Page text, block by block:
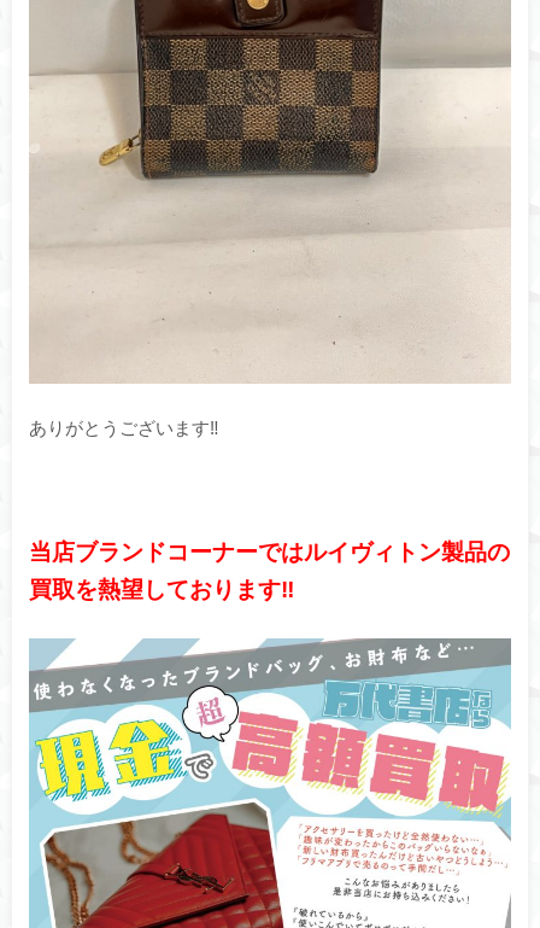
ありがとうございます‼︎
当店ブランドコーナーではルイヴィトン製品の
買取を熱望しております‼︎